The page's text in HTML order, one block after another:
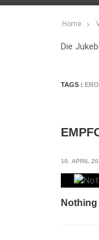
Home
Die
TAGS :
10. APRIL